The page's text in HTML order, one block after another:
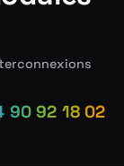
90 92 18 02